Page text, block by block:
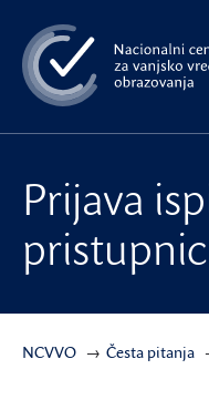
na
glavni
sadržaj
Prijava
NCVVO Česta pitanja